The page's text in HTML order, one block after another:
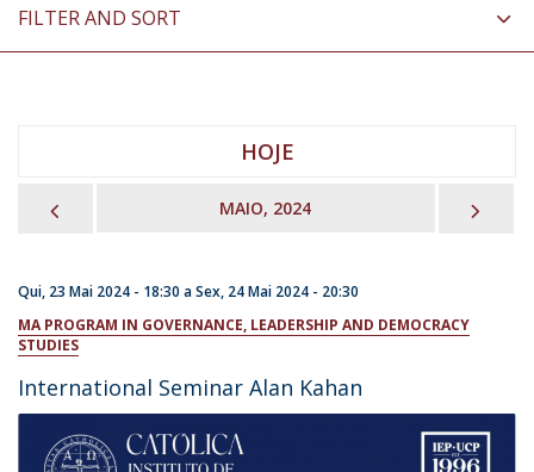
FILTER AND SORT
HOJE
MAIO, 2024
Qui, 23 Mai 2024 - 18:30 aSex, 24 Mai 2024 - 20:30
MA PROGRAM IN GOVERNANCE, LEADERSHIP AND DEMOCRACY
STUDIES
International Seminar Alan Kahan